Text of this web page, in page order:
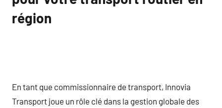
région
En tant que commissionnaire de transport, Innovia
Transport joue un rôle clé dans la gestion globale des